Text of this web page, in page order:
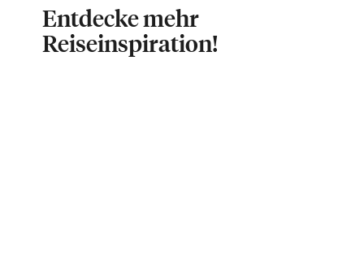
Entdecke mehr
Reiseinspiration!